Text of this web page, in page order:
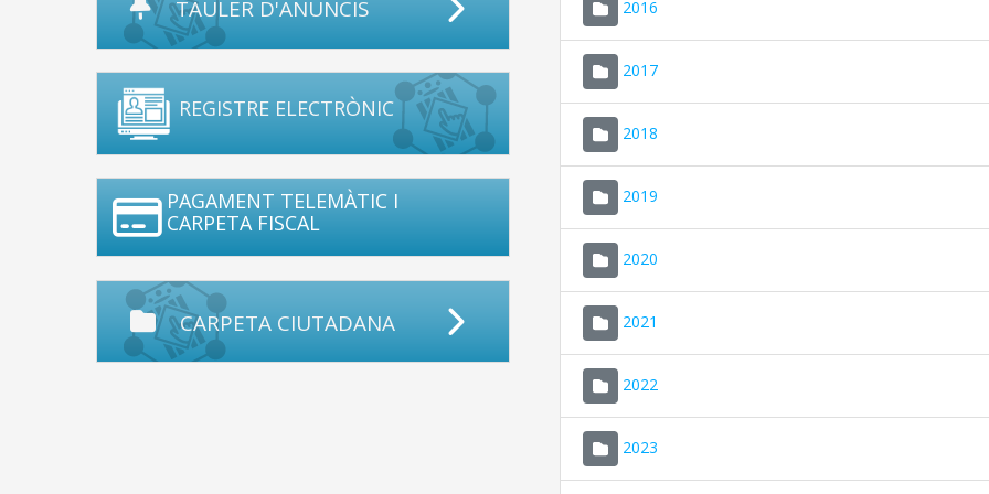
TAULER D'ANUNCIS
REGISTRE ELECTRÒNIC
PAGAMENT TELEMÀTIC I
CARPETA FISCAL
CARPETA CIUTADANA
2016
2017
2018
2019
2020
2021
2022
2023